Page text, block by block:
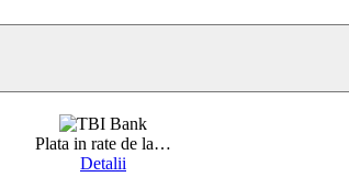
Plata in rate de la…
Detalii